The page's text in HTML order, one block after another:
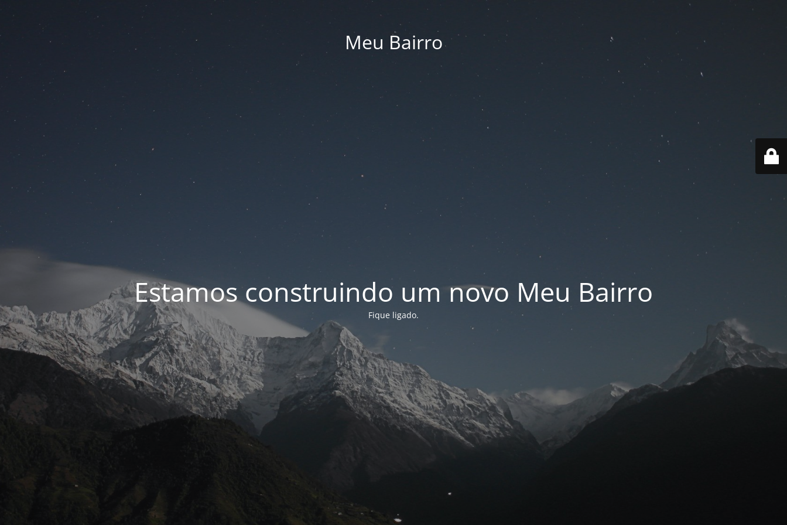
Meu Bairro
Estamos construindo um novo Meu Bairro
Fique ligado.